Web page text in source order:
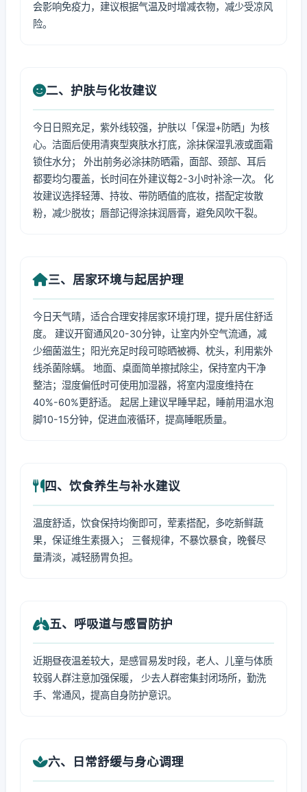
会影响免疫力，建议根据气温及时增减衣物，减少受凉风
险。
二、护肤与化妆建议
今日日照充足，紫外线较强，护肤以「保湿+防晒」为核
心。洁面后使用清爽型爽肤水打底，涂抹保湿乳液或面霜
锁住水分； 外出前务必涂抹防晒霜，面部、颈部、耳后
都要均匀覆盖，长时间在外建议每2-3小时补涂一次。 化
妆建议选择轻薄、持妆、带防晒值的底妆，搭配定妆散
粉，减少脱妆；唇部记得涂抹润唇膏，避免风吹干裂。
三、居家环境与起居护理
今日天气晴，适合合理安排居家环境打理，提升居住舒适
度。 建议开窗通风20-30分钟，让室内外空气流通，减
少细菌滋生；阳光充足时段可晾晒被褥、枕头，利用紫外
线杀菌除螨。 地面、桌面简单擦拭除尘，保持室内干净
整洁；湿度偏低时可使用加湿器，将室内湿度维持在
40%-60%更舒适。 起居上建议早睡早起，睡前用温水泡
脚10-15分钟，促进血液循环，提高睡眠质量。
四、饮食养生与补水建议
温度舒适，饮食保持均衡即可，荤素搭配，多吃新鲜蔬
果，保证维生素摄入； 三餐规律，不暴饮暴食，晚餐尽
量清淡，减轻肠胃负担。
五、呼吸道与感冒防护
近期昼夜温差较大，是感冒易发时段，老人、儿童与体质
较弱人群注意加强保暖， 少去人群密集封闭场所，勤洗
手、常通风，提高自身防护意识。
六、日常舒缓与身心调理